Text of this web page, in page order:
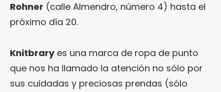
Rohner (calle Almendro, número 4) hasta el
próximo día 20.
Knitbraryes una marca de ropa de punto
que nos ha llamado la atención no sólo por
sus cuidadas y preciosas prendas (sólo